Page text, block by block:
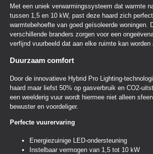
Met een uniek verwarmingssysteem dat warmte
tussen 1,5 en 10 kW, past deze haard zich
warmtebehoefte van goed geïsoleerde woningen.
verschillende branders zorgen voor een
verfijnd vuurbeeld dat aan elke ruimte kan worden
Duurzaam comfort
Door de innovatieve Hybrid Pro Lighting-
haard maar liefst 50% op gasverbruik en CO2-
een weelderig vuur wordt hiermee niet alleen
bewuster en voordeliger.
Perfecte vuurervaring
Energiezuinige LED-ondersteuning
Instelbaar vermogen van 1,5 tot 10 kW